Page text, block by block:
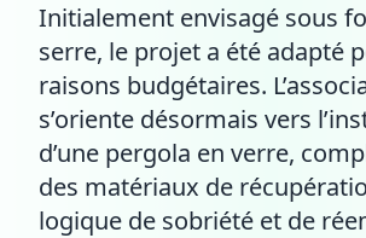
Initialement envisagé sous
serre, le projet a été adapté
raisons budgétaires.
s’oriente désormais vers
d’une pergola en verre,
des matériaux de
logique de sobriété et de